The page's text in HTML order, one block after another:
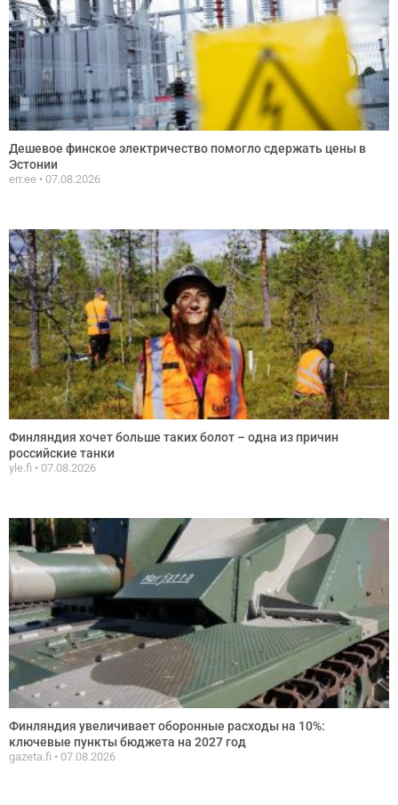
Дешевое финское электричество помогло сдержать цены в
Эстонии
err.ee 07.08.2026
Финляндия хочет больше таких болот – одна из причин
российские танки
yle.fi 07.08.2026
Финляндия увеличивает оборонные расходы на 10%:
ключевые пункты бюджета на 2027 год
gazeta.fi 07.08.2026